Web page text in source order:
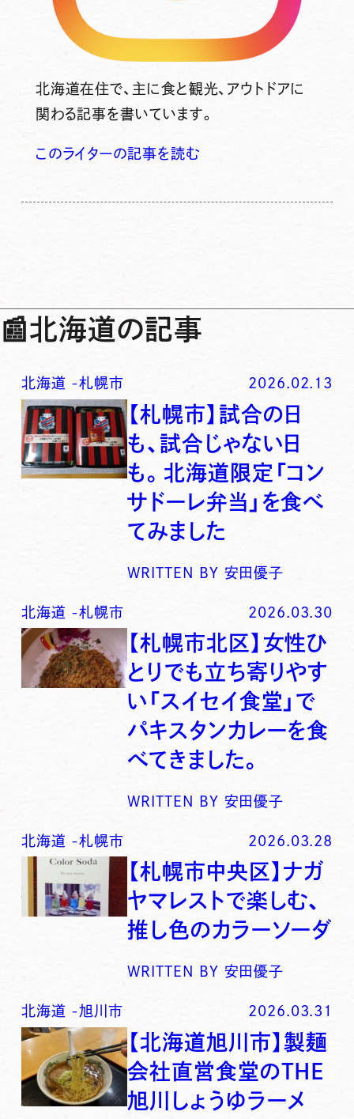
北海道在住で、主に食と観光、アウトドアに
関わる記事を書いています。
このライターの記事を読む
📰北海道の記事
北海道 -札幌市 2026.02.13
【札幌市】試合の日
も、試合じゃない日
も。北海道限定「コン
サドーレ弁当」を食べ
てみました
WRITTEN BY 安田優子
北海道 -札幌市 2026.03.30
【札幌市北区】女性ひ
とりでも立ち寄りやす
い「スイセイ食堂」で
パキスタンカレーを食
べてきました。
WRITTEN BY 安田優子
北海道 -札幌市 2026.03.28
【札幌市中央区】ナガ
ヤマレストで楽しむ、
推し色のカラーソーダ
WRITTEN BY 安田優子
北海道 -旭川市 2026.03.31
【北海道旭川市】製麺
会社直営食堂のTHE
旭川しょうゆラーメ